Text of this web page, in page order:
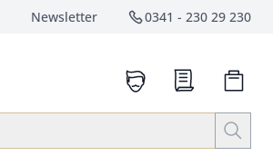
Newsletter Service-
0341 - 230 29 230
anrufen